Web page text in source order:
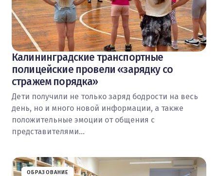
Калининградские транспортные
полицейские провели «зарядку со
стражем порядка»
Дети получили не только заряд бодрости на весь
день, но и много новой информации, а также
положительные эмоции от общения с
представителями…
ОБРАЗОВАНИЕ